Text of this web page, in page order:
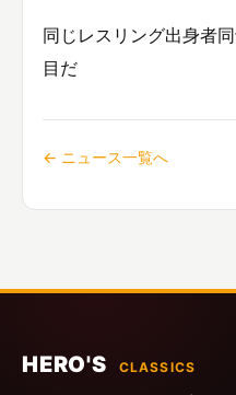
同じレスリング出身者
目だ
← ニュース一覧へ
HERO'S
CLASSICS